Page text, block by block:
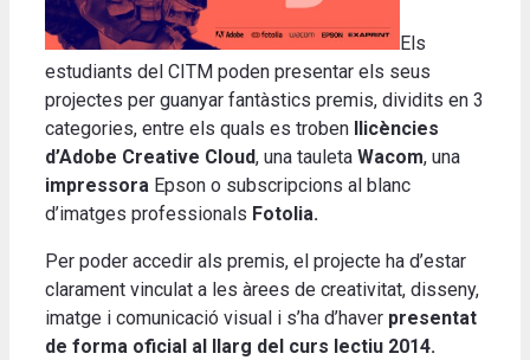
Els
estudiants del CITM poden presentar els seus
projectes per guanyar fantàstics premis, dividits en 3
categories, entre els quals es troben
llicències
d’Adobe Creative Cloud, una tauleta Wacom, una
impressora Epson o subscripcions al blanc
d’imatges professionals Fotolia.
Per poder accedir als premis, el projecte ha d’estar
clarament vinculat a les àrees de creativitat, disseny,
imatge i comunicació visual i s’ha d’haver presentat
de forma oficial al llarg del curs lectiu 2014.